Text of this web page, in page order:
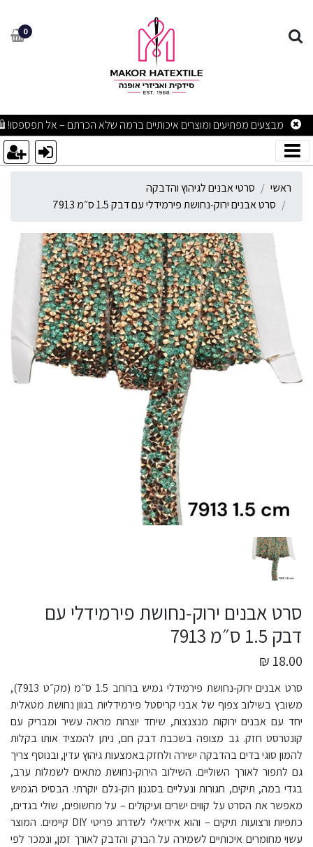
סרט אבנים ירוק‑נחושת פירמידלי עם
0
מבצעים מפתיעים ומוצרים איכותיים ברמה שלא הכרתם – אל
ראשי
סרטי אבנים לגיהוץ והדבקה
סרט אבנים ירוק‑נחושת פירמידלי עם דבק 1.5 ס״מ 7913
סרט אבנים ירוק‑נחושת פירמידלי עם
דבק 1.5 ס״מ 7913
18.00 ₪
סרט אבנים ירוק‑נחושת פירמידלי גמיש ברוחב 1.5 ס״מ (מק״ט 7913),
משובץ בשילוב צפוף של אבני קריסטל פירמידליות בגוון נחושת מטאלית
יחד עם אבנים ירוקות מנצנצות, שיחד יוצרות מראה עשיר ומבריק עם
קונטרסט חזק. גב מצופה בשכבת דבק חם, ניתן להמציד אותו בקלות
להמון סוגי בדים בהדבקה ישירה ולחזק באמצעות גיהוץ עדין, ובנוסף צריך
גם לתפור לאורך השוליים. השילוב הירוק‑נחושת מתאים לשמלות ערב,
בגדי במה, תיקים, חגורות ונעליים בסגנון רוק‑גלם יוקרתי. הבסיס הגמיש
מאפשר את הסרט על קווים ישרים ועיקולים – על מחשופים, שולי בגדים,
כתפיות ורצועות תיקים – והוא אידיאלי לשדרוג פריטי DIY קיימים. המוצר
עשוי מחומרים איכותיים לשמירה על הברק והדבק לאורך זמן, ונמכר לפי